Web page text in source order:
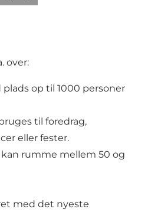
over:
op til 1000 personer
til foredrag,
eller fester.
rumme mellem 50 og
med det nyeste